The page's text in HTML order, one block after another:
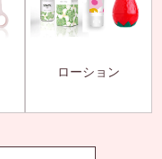
ローション